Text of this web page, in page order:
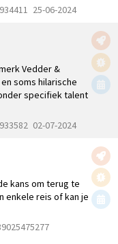
25-06-2024
Vedder &
soms hilarische
specifiek talent
02-07-2024
kans om terug te
enkele reis of kan je